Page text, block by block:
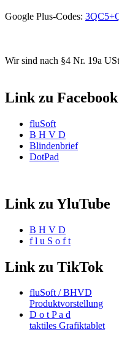
Google Plus-Codes:
Wir sind nach §4 Nr. 19a
Link zu Facebook
fluSoft
B H V D
Blindenbrief
DotPad
Link zu YluTube
B H V D
f l u S o f t
Link zu TikTok
fluSoft / BHVD
Produktvorstellung
D o t P a d
taktiles Grafiktablet